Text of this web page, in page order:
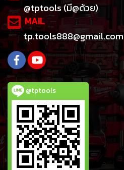
@tptools (มี@ด้วย)
MAIL
tp.tools888@gmail.com
@tptools